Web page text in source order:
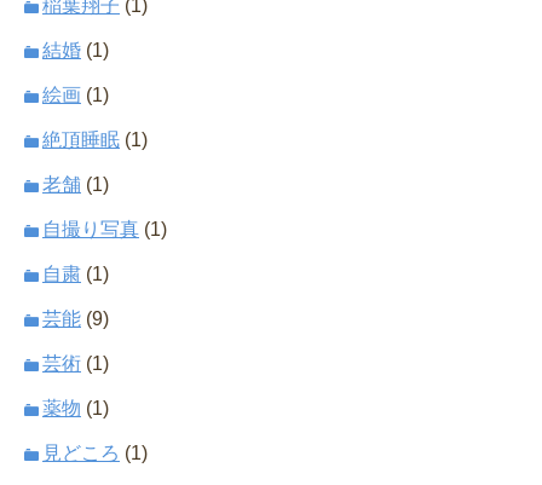
稲葉翔子 (1)
結婚 (1)
絵画 (1)
絶頂睡眠 (1)
老舗 (1)
自撮り写真 (1)
自粛 (1)
芸能 (9)
芸術 (1)
薬物 (1)
見どころ (1)